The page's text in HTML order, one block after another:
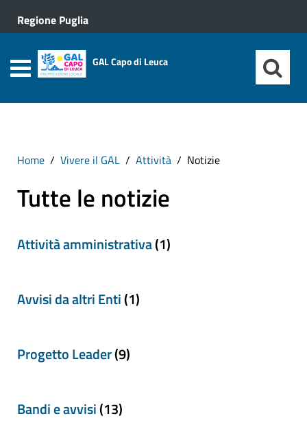
Regione Puglia
GAL Capo di Leuca
Home Vivere il GAL Attività Notizie
Tutte le notizie
Attività amministrativa(1)
Avvisi da altri Enti(1)
Progetto Leader(9)
Bandi e avvisi(13)